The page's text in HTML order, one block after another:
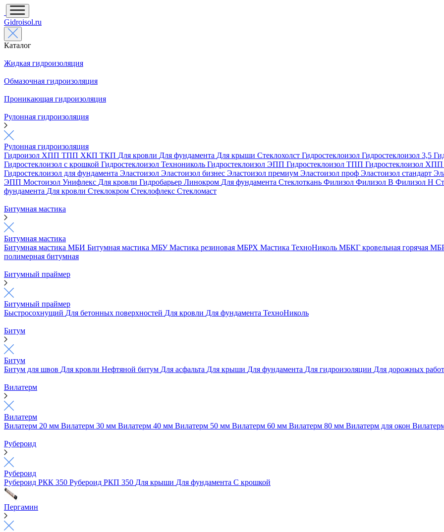
Gidroisol.ru
Каталог
Жидкая гидроизоляция
Обмазочная гидроизоляция
Проникающая гидроизоляция
Рулонная гидроизоляция
Рулонная гидроизоляция
Гидроизол ХПП ТПП ХКП ТКП Для кровли Для фундамента Для крыши Стеклохолст Гидростеклоизол Гидростеклоизол 3,5
Гидростеклоизол с крошкой Гидростеклоизол Технониколь Гидростеклоизол ЭПП Гидростеклоизол ТПП Гидростеклоизол ХПП
Гидростеклоизол для фундамента Эластоизол Эластоизол бизнес Эластоизол премиум Эластоизол проф Эластоизол стандарт
ЭПП Мостоизол Унифлекс Для кровли Гидробарьер Линокром Для фундамента Стеклоткань Филизол Филизол В Филизол Н
фундамента Для кровли Стеклокром Стеклофлекс Стекломаст
Битумная мастика
Битумная мастика
Битумная мастика МБИ Битумная мастика МБУМастика резиновая МБРХ Мастика ТехноНиколь МБКГ кровельная горячая МБР
полимерная битумная
Битумный праймер
Битумный праймер
Быстросохнущий Для бетонных поверхностей Для кровли Для фундамента ТехноНиколь
Битум
Битум
Битум для швов Для кровли Нефтяной битум Для асфальта Для крыши Для фундамента Для гидроизоляции Для дорожных работ
Вилатерм
Вилатерм
Вилатерм 20 мм Вилатерм 30 мм Вилатерм 40 мм Вилатерм 50 мм Вилатерм 60 мм Вилатерм 80 мм Вилатерм для окон
Рубероид
Рубероид
Рубероид РКК 350 Рубероид РКП 350 Для крыши Для фундамента С крошкой
Пергамин